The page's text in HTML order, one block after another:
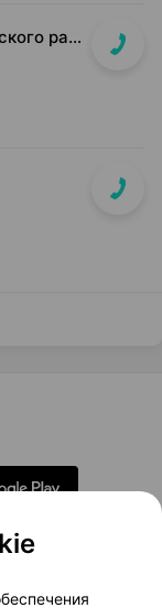
ул. Селицкого, д. 107 (м-н №52 Заводского райпищеторга)